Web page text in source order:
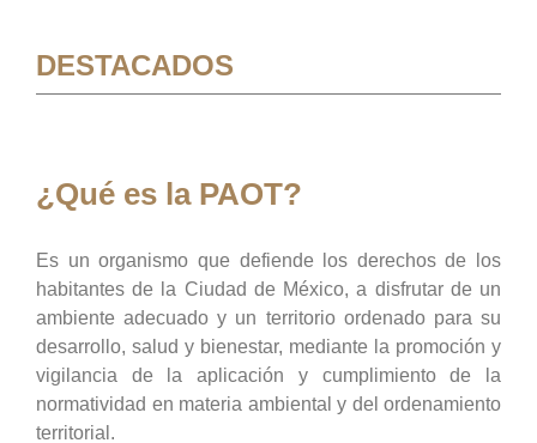
DESTACADOS
¿Qué es la PAOT?
Es un organismo que defiende los derechos de los
habitantes de la Ciudad de México, a disfrutar de un
ambiente adecuado y un territorio ordenado para su
desarrollo, salud y bienestar, mediante la promoción y
vigilancia de la aplicación y cumplimiento de la
normatividad en materia ambiental y del ordenamiento
territorial.